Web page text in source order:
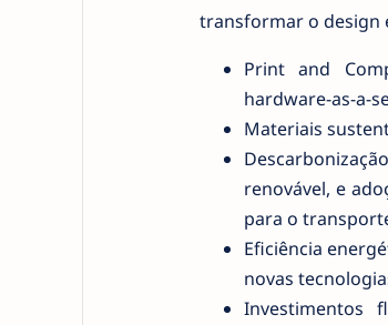
transformar o design
Print and
hardware-as-a-
Materiais
renovável, e
para o
Eficiência
novas
Investimentos